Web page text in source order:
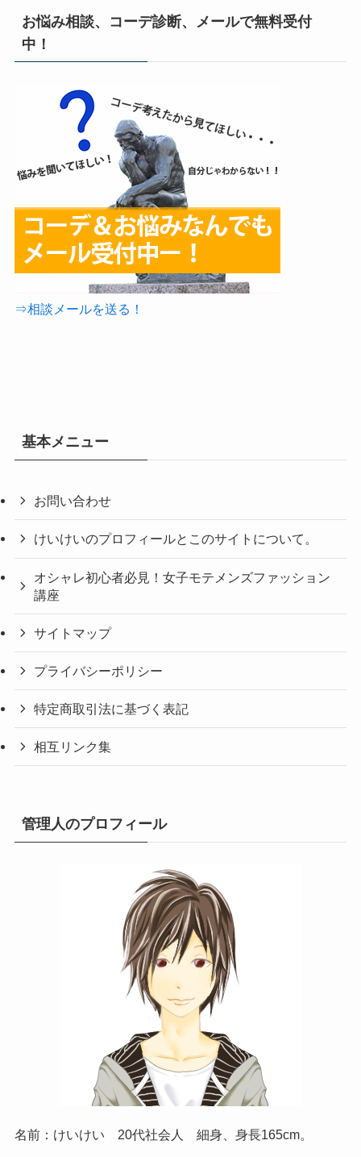
お悩み相談、コーデ診断、メールで無料受付
中！
⇒相談メールを送る！
基本メニュー
お問い合わせ
けいけいのプロフィールとこのサイトについて。
オシャレ初心者必見！女子モテメンズファッション
講座
サイトマップ
プライバシーポリシー
特定商取引法に基づく表記
相互リンク集
管理人のプロフィール
名前：けいけい 20代社会人 細身、身長165cm。